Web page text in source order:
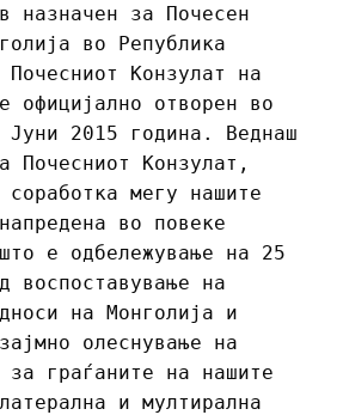
назначен за Почесен
во Република
Конзулат на
официјално отворен во
Јуни 2015 година. Веднаш
Почесниот Конзулат,
соработка мегу нашите
во повеке
е одбележување на 25
воспоставување на
на Монголија и
олеснување на
за граѓаните на нашите
и мултирална